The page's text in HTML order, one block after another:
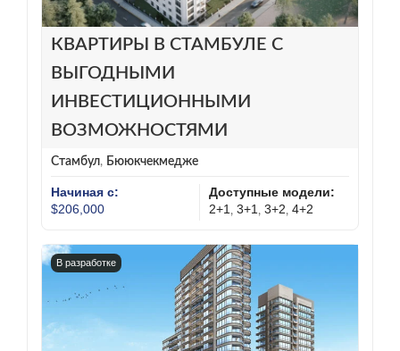
КВАРТИРЫ В СТАМБУЛЕ С
ВЫГОДНЫМИ
ИНВЕСТИЦИОННЫМИ
ВОЗМОЖНОСТЯМИ
Стамбул, Бююкчекмедже
Начиная с:
$206,000
Доступные модели:
2+1 , 3+1 , 3+2, 4+2
В разработке